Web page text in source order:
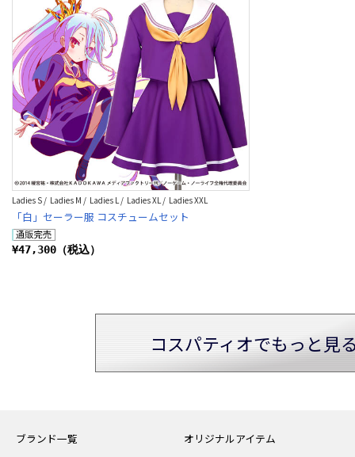
Ladies S / Ladies M / Ladies L / Ladies XL / Ladies XXL
「白」セーラー服 コスチュームセット
¥47,300（税込）
コスパティオでもっと見
ブランド一覧 オリジナルアイテム